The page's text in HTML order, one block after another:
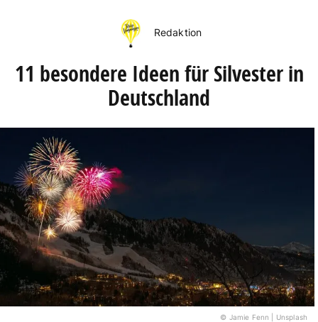
Redaktion
11 besondere Ideen für Silvester in
Deutschland
© Jamie Fenn | Unsplash